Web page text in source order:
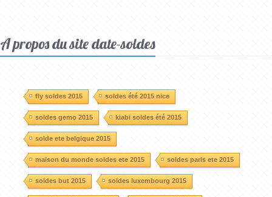
A propos du site date-soldes
fly soldes 2015 soldes été 2015 nice
soldes gemo 2015 kiabi soldes été 2015
solde ete belgique 2015
maison du monde soldes ete 2015 soldes paris ete 2015
soldes but 2015 soldes luxembourg 2015